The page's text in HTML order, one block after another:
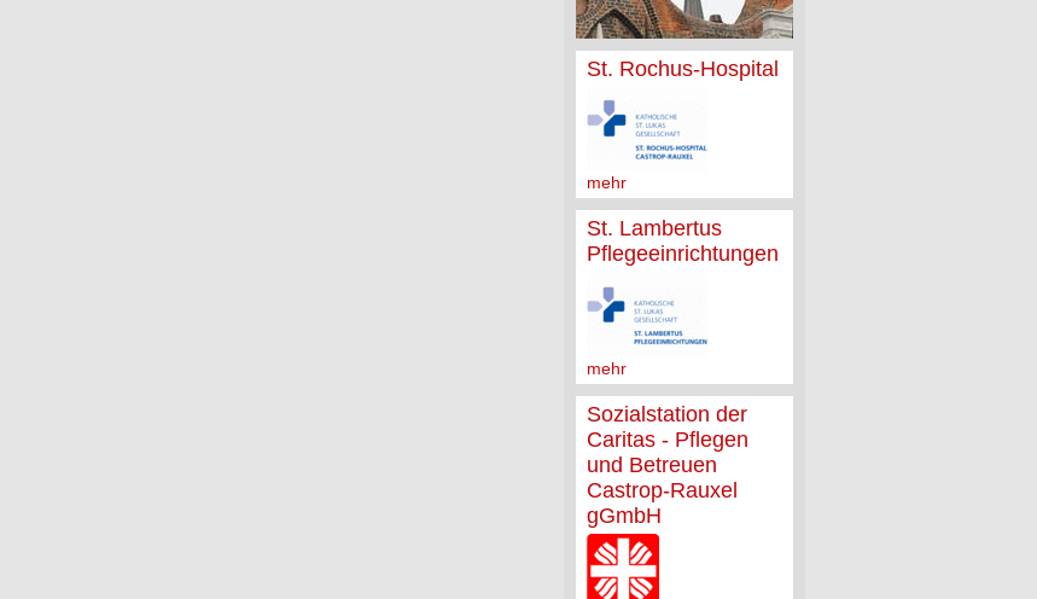
St. Rochus-Hospital
mehr
St. Lambertus
Pflegeeinrichtungen
mehr
Sozialstation der
Caritas - Pflegen
und Betreuen
Castrop-Rauxel
gGmbH